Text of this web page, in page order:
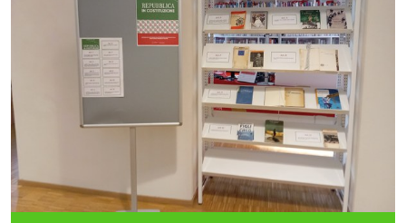
29T08:00:00+02:00
29T09:00:00+02:00
Mostra
Bibliografica